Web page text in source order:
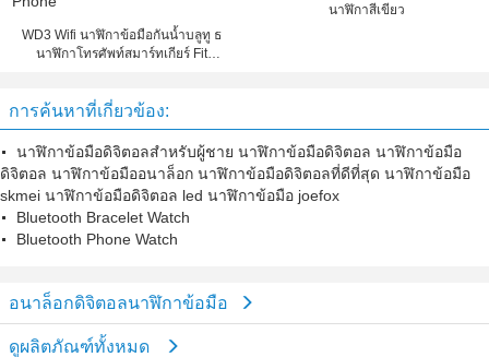
WD3 Wifi นาฬิกาข้อมือกันน้ำบลูทู ธ
นาฬิกาโทรศัพท์สมาร์ทเกียร์ Fit
นาฬิกาสีเขียว
การค้นหาที่เกี่ยวข้อง:
นาฬิกาข้อมือดิจิตอลสำหรับผู้ชาย นาฬิกาข้อมือดิจิตอล นาฬิกาข้อมือ
ดิจิตอล นาฬิกาข้อมืออนาล็อก นาฬิกาข้อมือดิจิตอลที่ดีที่สุด นาฬิกาข้อมือ
skmei นาฬิกาข้อมือดิจิตอล led นาฬิกาข้อมือ joefox
Bluetooth Bracelet Watch
Bluetooth Phone Watch
อนาล็อกดิจิตอลนาฬิกาข้อมือ
ดูผลิตภัณฑ์ทั้งหมด